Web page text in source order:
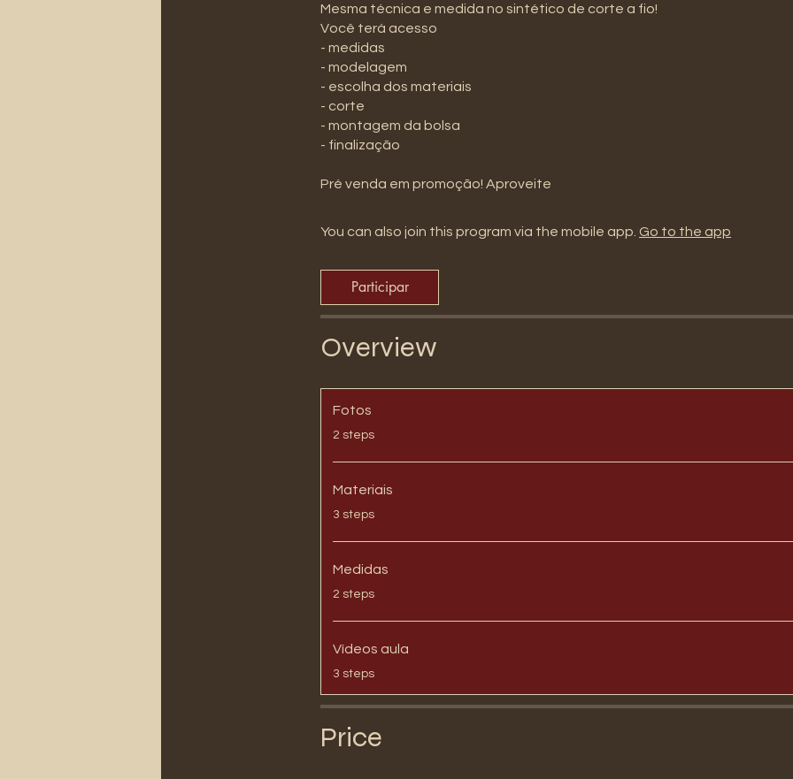
Mesma técnica e medida no sintético de corte a fio!
Você terá acesso
- medidas
- modelagem
- escolha dos materiais
- corte
- montagem da bolsa
- finalização
Pré venda em promoção! Aproveite
You can also join this program via the mobile app. Go to the app
Participar
Overview
Fotos
.2 steps
Materiais
.3 steps
Medidas
.2 steps
Vídeos aula
.3 steps
Price